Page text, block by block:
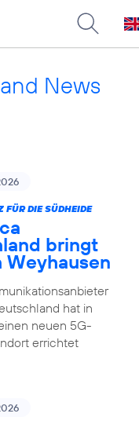
News
FÜR DIE SÜDHEIDE
bringt
Weyhausen
hat in
neuen 5G-
errichtet